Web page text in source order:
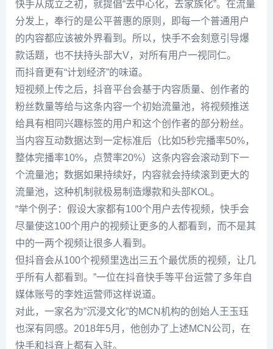
快手从成立之初，就提倡“去中心化，去家族化”。在流量
分发上，奉行的是公平普惠的原则，即每一个普通用户
的内容都应该被外界看到。所以，快手不会刻意引导爆
款话题，也不扶持头部大V，对所有用户一视同仁。
而抖音更有“计划经济”的味道。
短视频上传之后，抖音平台会基于内容质量、创作者的
粉丝数量等给与这条内容一个初始流量池，将视频推送
给具有相同兴趣标签的用户和这个创作者的部分粉丝。
当内容互动数据达到一定标准后（比如5秒完播率50%，
整体完播率10%，点赞率20%）这条内容会滚动到下一
个流量池；数据如果持续好，内容就会持续滚到更大的
流量池，这种机制就极易制造爆款和头部KOL。
“举个例子：假设大家都有100个用户去传视频，快手会
尽量使这100个用户的视频让更多的人都看到，而不是其
中的一两个视频让很多人看到。
但抖音会从100个视频里选出三五个最优质的视频，让几
乎所有人都看到。”一位在抖音快手等平台运营了多年自
媒体账号的李姓运营师这样说道。
对此，一家名为”沉浸文化”的MCN机构的创始人王玉珏
也深有同感。2018年5月，他创办了上述MCN公司，在
快手和抖音上都有入驻。